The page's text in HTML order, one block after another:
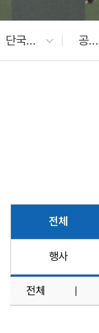
단국대 소식 공지사항
전체
행사
전체